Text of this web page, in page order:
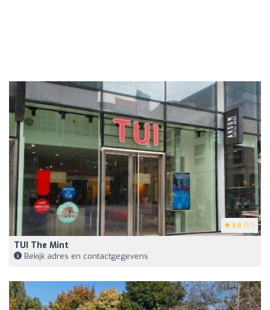
3.6 (51)
TUI The Mint
Bekijk adres en contactgegevens